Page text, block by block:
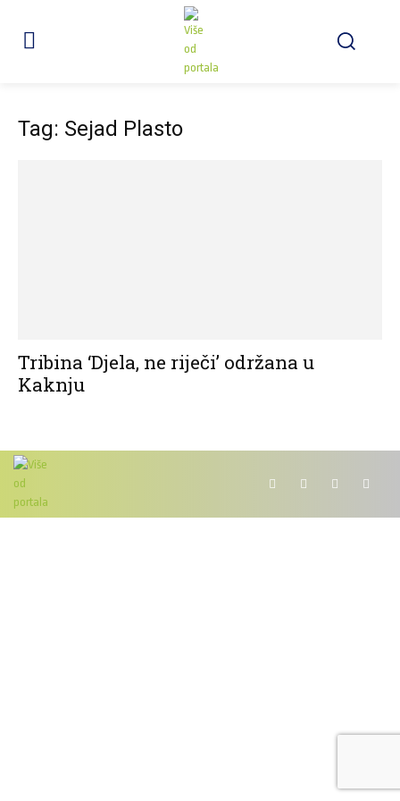
Tag: Sejad Plasto
Tribina ‘Djela, ne riječi’ održana u
Kaknju